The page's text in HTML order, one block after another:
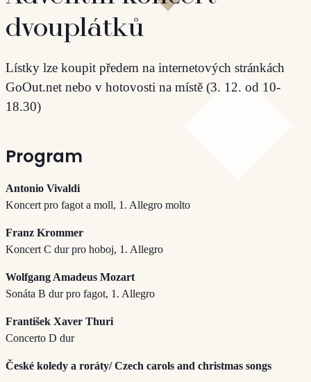
dvouplátků
Lístky lze koupit předem na internetových stránkách
GoOut.net nebo v hotovosti na místě (3. 12. od 10-
18.30)
Program
Antonio Vivaldi
Koncert pro fagot a moll, 1. Allegro molto
Franz Krommer
Koncert C dur pro hoboj, 1. Allegro
Wolfgang Amadeus Mozart
Sonáta B dur pro fagot, 1. Allegro
František Xaver Thuri
Concerto D dur
České koledy a roráty/ Czech carols and christmas songs